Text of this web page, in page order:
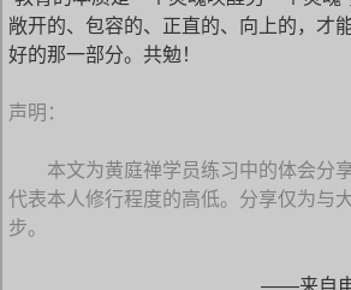
敞开的、包容的、正直的、向上的，才
好的那一部分。共勉！
声明：
本文为黄庭禅学员练习中的体会分
代表本人修行程度的高低。分享仅为与
步。
——来自电